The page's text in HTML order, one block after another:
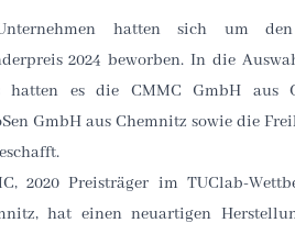
hatten sich um den Sächsischen
2024 beworben. In die Auswahlliste für den
hatten es die CMMC GmbH aus
GmbH aus Chemnitz sowie die
2020 Preisträger im TUClab-
hat einen neuartigen